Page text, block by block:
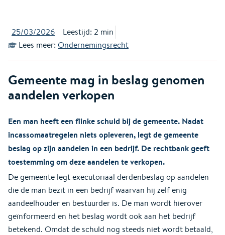
25/03/2026
Leestijd: 2 min
Lees meer: Ondernemingsrecht
Gemeente mag in beslag genomen
aandelen verkopen
Een man heeft een flinke schuld bij de gemeente. Nadat
incassomaatregelen niets opleveren, legt de gemeente
beslag op zijn aandelen in een bedrijf. De rechtbank geeft
toestemming om deze aandelen te verkopen.
De gemeente legt executoriaal derdenbeslag op aandelen
die de man bezit in een bedrijf waarvan hij zelf enig
aandeelhouder en bestuurder is. De man wordt hierover
geïnformeerd en het beslag wordt ook aan het bedrijf
betekend. Omdat de schuld nog steeds niet wordt betaald,